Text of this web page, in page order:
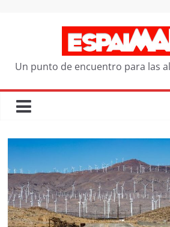
Un punto de encuentro para las